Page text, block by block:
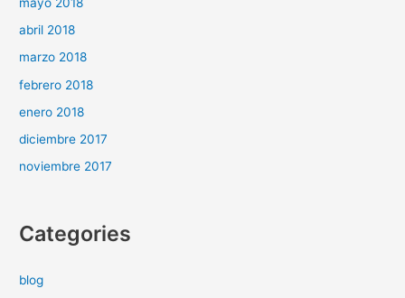
abril 2018
marzo 2018
febrero 2018
enero 2018
diciembre 2017
noviembre 2017
Categories
blog